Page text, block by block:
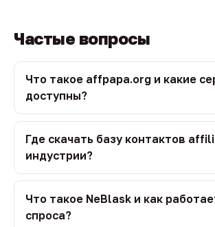
Частые вопросы
Что такое affpapa.org и какие
доступны?
Где скачать базу контактов
индустрии?
Что такое NeBlask и как
спроса?